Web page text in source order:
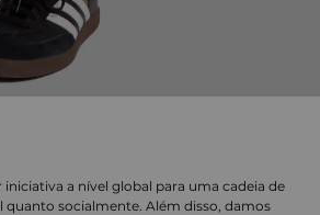
a nível global para uma cadeia de
socialmente. Além disso, damos